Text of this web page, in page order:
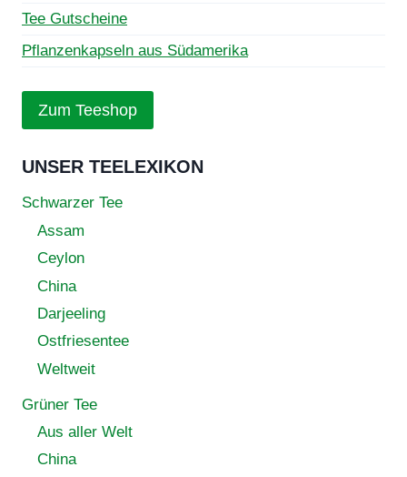
Tee Gutscheine
Pflanzenkapseln aus Südamerika
Zum Teeshop
UNSER TEELEXIKON
Schwarzer Tee
Assam
Ceylon
China
Darjeeling
Ostfriesentee
Weltweit
Grüner Tee
Aus aller Welt
China